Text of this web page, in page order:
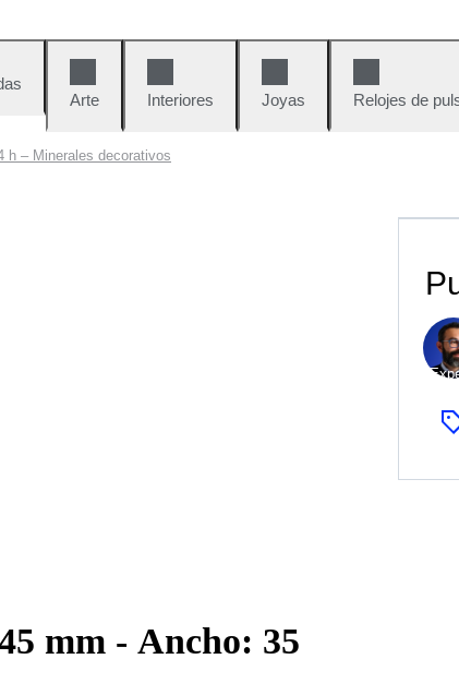
Arte
Interiores Joyas Relojes de
h – Minerales decorativos
mm - Ancho: 35